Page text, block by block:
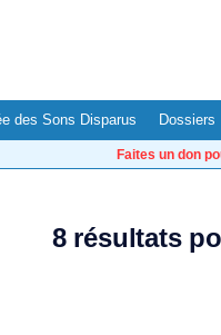
des Sons Disparus Dossiers
Faites un don
8 résultats